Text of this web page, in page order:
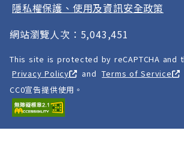
隱私權保護、使用及資訊安全政策
網站瀏覽人次：5,043,451
This site is protected by reCAPTCHA and
Privacy Policy
and Terms of Service
CC0宣告提供使用。